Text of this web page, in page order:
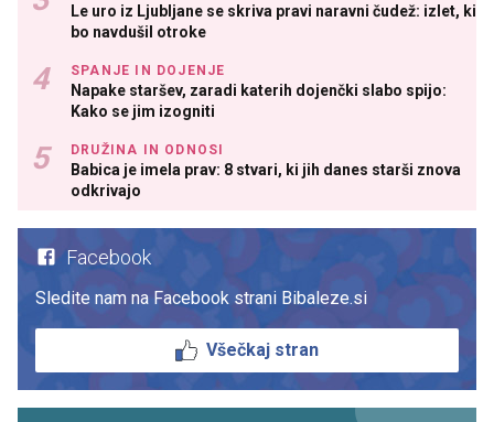
Le uro iz Ljubljane se skriva pravi naravni čudež: izlet, ki
bo navdušil otroke
SPANJE IN DOJENJE
Napake staršev, zaradi katerih dojenčki slabo spijo:
Kako se jim izogniti
DRUŽINA IN ODNOSI
Babica je imela prav: 8 stvari, ki jih danes starši znova
odkrivajo
Facebook
Sledite nam na Facebook strani Bibaleze.si
Všečkaj stran